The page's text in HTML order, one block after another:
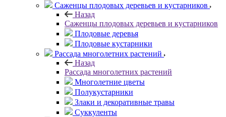
Саженцы плодовых деревьев и кустарников
Назад
Саженцы плодовых деревьев и кустарников
Плодовые деревья
Плодовые кустарники
Рассада многолетних растений
Назад
Рассада многолетних растений
Многолетние цветы
Полукустарники
Злаки и декоративные травы
Суккуленты